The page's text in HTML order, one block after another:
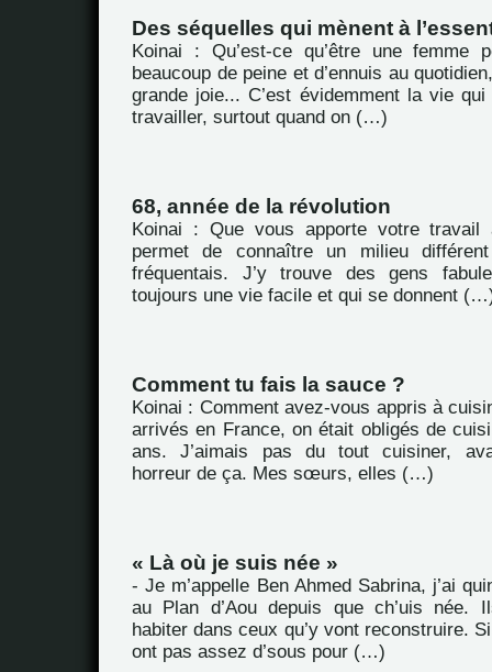
Des séquelles qui mènent à
Koinai : Qu’est-ce qu’être une femme
beaucoup de peine et d’ennuis au
grande joie... C’est évidemment la vie
travailler, surtout quand on (…)
68, année de la révolution
Koinai : Que vous apporte votre travail
permet de connaître un milieu
fréquentais. J’y trouve des gens
toujours une vie facile et qui se donnent
Comment tu fais la sauce ?
Koinai : Comment avez-vous appris à
arrivés en France, on était obligés de
ans. J’aimais pas du tout cuisiner,
horreur de ça. Mes sœurs, elles (…)
« Là où je suis née »
- Je m’appelle Ben Ahmed Sabrina, j’ai
au Plan d’Aou depuis que ch’uis née.
habiter dans ceux qu’y vont reconstruire.
ont pas assez d’sous pour (…)